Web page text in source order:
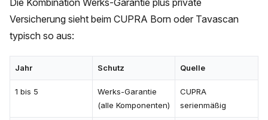
Versicherung sieht beim CUPRA Born oder Tavascan
typisch so aus:
Jahr Schutz Quelle
1 bis 5
Werks-Garantie
(alle Komponenten)
CUPRA
serienmäßig